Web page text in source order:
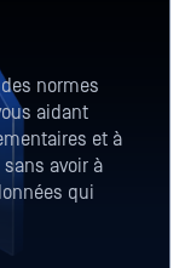
normes
aidant
et à
avoir à
qui